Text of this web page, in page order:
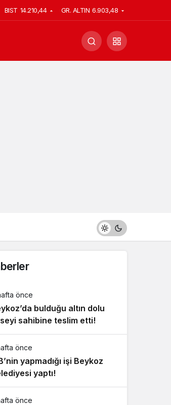
BIST 14.210,44 GR. ALTIN 6.903,48
önce
bulduğu altın dolu
sahibine teslim etti!
önce
yapmadığı işi Beykoz
yaptı!
önce